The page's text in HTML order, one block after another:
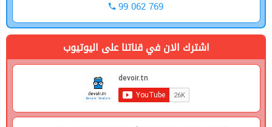
99 062 769
اشترك الان في قناتنا على اليوتيوب